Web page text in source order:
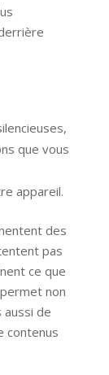
que vous
appareil.
des
pas
ce que
non
aussi de
contenus